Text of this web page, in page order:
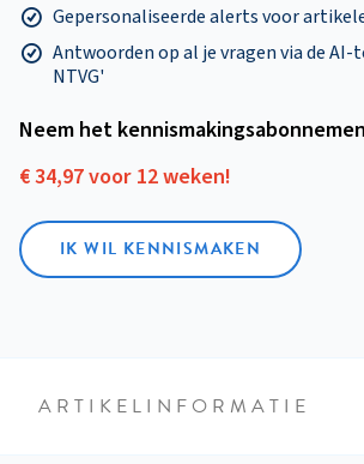
Gepersonaliseerde alerts voor
Antwoorden op al je vragen via de AI-
NTVG'
Neem het
€ 34,97 voor 12 weken!
IK WIL KENNISMAKEN
ARTIKELINFORMATIE